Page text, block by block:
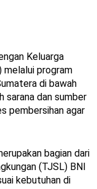
Keluarga
melalui program
di bawah
sarana dan sumber
pembersihan agar
bagian dari
(TJSL) BNI
kebutuhan di